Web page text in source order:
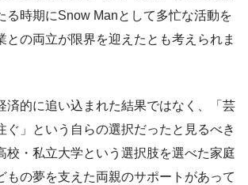
る時期にSnow Manとして多忙な活動を
との両立が限界を迎えたとも考えられま
済的に追い込まれた結果ではなく、「芸
ぐ」という自らの選択だったと見るべき
校・私立大学という選択肢を選べた家庭
もの夢を支えた両親のサポートがあって